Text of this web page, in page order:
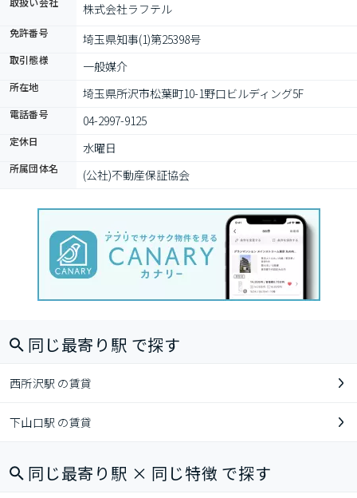
株式会社ラフテル
免許番号 埼玉県知事(1)第25398号
取引態様 一般媒介
所在地 埼玉県所沢市松葉町10-1野口ビルディング5F
電話番号 04-2997-9125
定休日 水曜日
所属団体名 (公社)不動産保証協会
同じ最寄り駅 で探す
西所沢駅 の賃貸
下山口駅 の賃貸
同じ最寄り駅 × 同じ特徴 で探す